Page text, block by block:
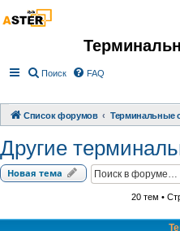
Поиск FAQ
Список форумов Терминальные
Другие
Новая тема
20 тем •